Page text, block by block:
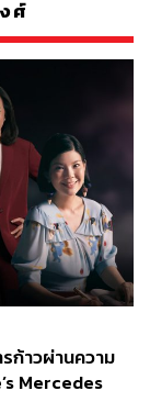
ศ์
ก้าวผ่านความ
Mercedes